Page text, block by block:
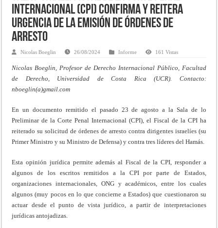
Internacional (CPI) confirma y reitera
urgencia de la emisión de órdenes de
arresto
Nicolas Boeglin 26/08/2024 Informe 161 Vistas
Nicolas Boeglin, Profesor de Derecho Internacional Público, Facultad
de Derecho, Universidad de Costa Rica (UCR). Contacto:
nboeglin(a)gmail.com
En un documento remitido el pasado 23 de agosto a la Sala de lo
Preliminar de la Corte Penal Internacional (CPI), el Fiscal de la CPI ha
reiterado su solicitud de órdenes de arresto contra dirigentes israelíes (su
Primer Ministro y su Ministro de Defensa) y contra tres líderes del Hamás.
Esta opinión jurídica permite además al Fiscal de la CPI, responder a
algunos de los escritos remitidos a la CPI por parte de Estados,
organizaciones internacionales, ONG y académicos, entre los cuales
algunos (muy pocos en lo que concierne a Estados) que cuestionaron su
actuar desde el punto de vista jurídico, a partir de interpretaciones
jurídicas antojadizas.